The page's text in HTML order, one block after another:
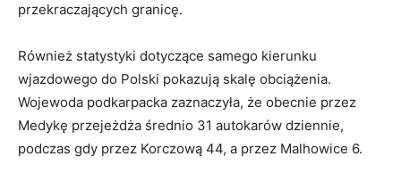
przekraczających granicę.
Również statystyki dotyczące samego kierunku
wjazdowego do Polski pokazują skalę obciążenia.
Wojewoda podkarpacka zaznaczyła, że obecnie przez
Medykę przejeżdża średnio 31 autokarów dziennie,
podczas gdy przez Korczową 44, a przez Malhowice 6.